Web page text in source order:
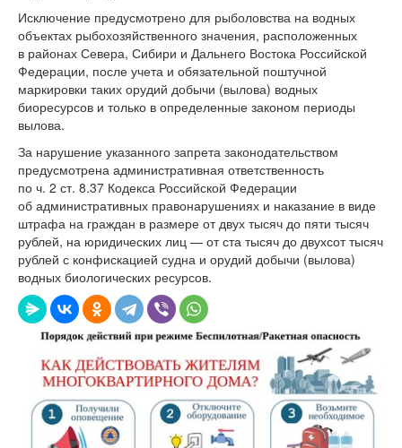
Исключение предусмотрено для рыболовства на водных
объектах рыбохозяйственного значения, расположенных
в районах Севера, Сибири и Дальнего Востока Российской
Федерации, после учета и обязательной поштучной
маркировки таких орудий добычи (вылова) водных
биоресурсов и только в определенные законом периоды
вылова.
За нарушение указанного запрета законодательством
предусмотрена административная ответственность
по ч. 2 ст. 8.37 Кодекса Российской Федерации
об административных правонарушениях и наказание в виде
штрафа на граждан в размере от двух тысяч до пяти тысяч
рублей, на юридических лиц — от ста тысяч до двухсот тысяч
рублей с конфискацией судна и орудий добычи (вылова)
водных биологических ресурсов.